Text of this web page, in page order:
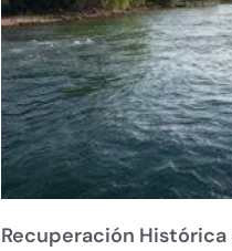
Recuperación Histórica